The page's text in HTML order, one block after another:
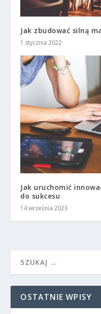
Jak zbudować silną
1 stycznia 2022
Jak uruchomić
do sukcesu
14 września 2023
OSTATNIE WPISY